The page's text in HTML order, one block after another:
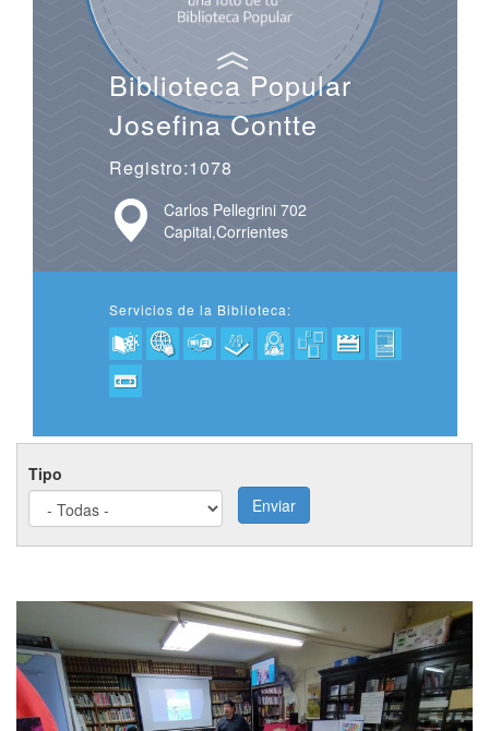
Biblioteca Popular
Josefina Contte
Registro:1078
Carlos Pellegrini 702
Capital,Corrientes
Servicios de la Biblioteca:
Tipo
Enviar